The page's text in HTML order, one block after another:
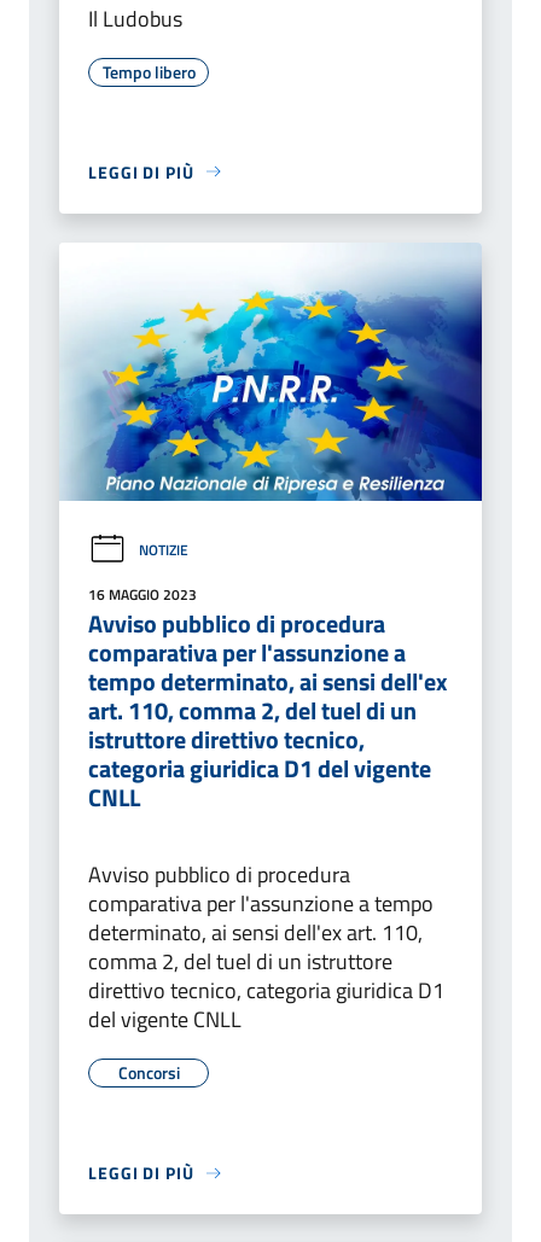
Il Ludobus
Tempo libero
LEGGI DI PIÙ
NOTIZIE
16 MAGGIO 2023
Avviso pubblico di procedura
comparativa per l'assunzione a
tempo determinato, ai sensi dell'ex
art. 110, comma 2, del tuel di un
istruttore direttivo tecnico,
categoria giuridica D1 del vigente
CNLL
Avviso pubblico di procedura
comparativa per l'assunzione a tempo
determinato, ai sensi dell'ex art. 110,
comma 2, del tuel di un istruttore
direttivo tecnico, categoria giuridica D1
del vigente CNLL
Concorsi
LEGGI DI PIÙ